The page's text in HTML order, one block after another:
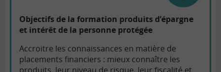
Objectifs de la formation produits d’épargne
et intérêt de la personne protégée
Accroitre les connaissances en matière de
placements financiers : mieux connaître les